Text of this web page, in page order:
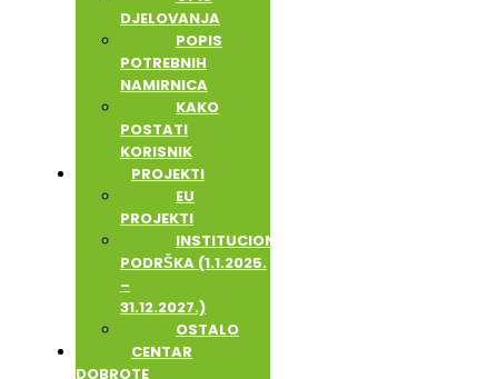
DJELOVANJA
POPIS
POTREBNIH
NAMIRNICA
KAKO
POSTATI
KORISNIK
PROJEKTI
EU
PROJEKTI
INSTITUCIONALNA
PODRŠKA (1.1.2025.
–
31.12.2027.)
OSTALO
CENTAR
DOBROTE